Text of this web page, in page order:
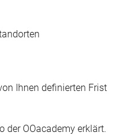
Ihnen definierten Frist
der OOacademy erklärt.